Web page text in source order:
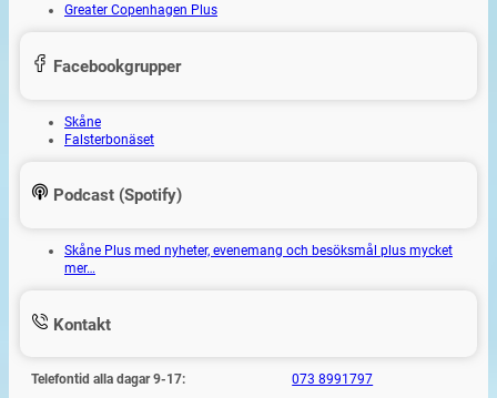
Greater Copenhagen Plus
Facebookgrupper
Skåne
Falsterbonäset
Podcast (Spotify)
Skåne Plus med nyheter, evenemang och besöksmål plus mycket
mer…
Kontakt
Telefontid alla dagar 9-17: 073 8991797